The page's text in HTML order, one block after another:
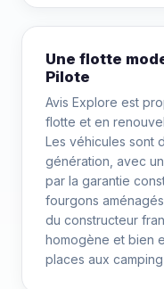
Une flotte
Pilote
Avis Explore est
flotte et en
Les véhicules sont
génération, avec
par la garantie
fourgons
du constructeur
homogène et bien
places aux